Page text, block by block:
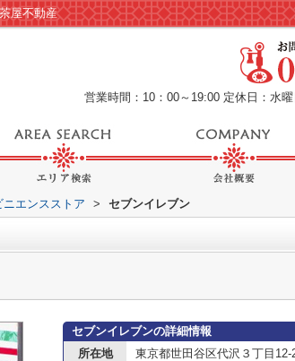
屋不動産
営業時間：10：00～19:00 定休日：水
エンスストア > セブンイレブン
セブンイレブンの詳細情報
所在地
東京都世田谷区代沢３丁目12-